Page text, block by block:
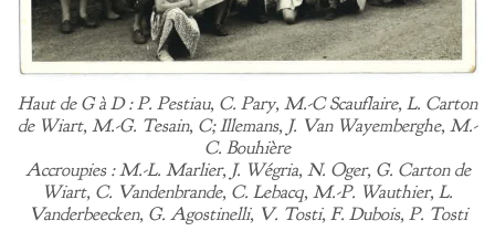
Haut de G à D : P. Pestiau, C. Pary, M.-C Scauflaire, L. Carton
de Wiart, M.-G. Tesain, C; Illemans, J. Van Wayemberghe, M.-
C. Bouhière
Accroupies : M.-L. Marlier, J. Wégria, N. Oger, G. Carton de
Wiart, C. Vandenbrande, C. Lebacq, M.-P. Wauthier, L.
Vanderbeecken, G. Agostinelli, V. Tosti, F. Dubois, P. Tosti